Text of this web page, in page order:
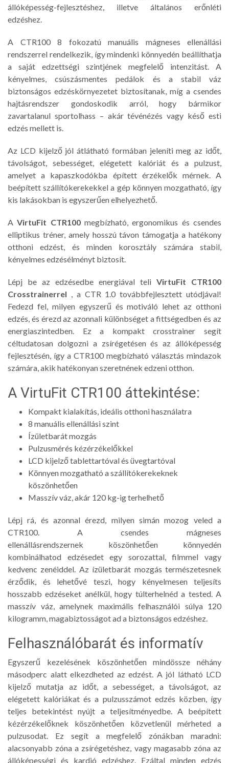
állóképesség-fejlesztéshez, illetve általános erőnléti
edzéshez.
A CTR100 8 fokozatú manuális mágneses ellenállási
rendszerrel rendelkezik, így mindenki könnyedén beállíthatja
a saját edzettségi szintjének megfelelő intenzitást. A
kényelmes, csúszásmentes pedálok és a stabil váz
biztonságos edzéskörnyezetet biztosítanak, míg a csendes
hajtásrendszer gondoskodik arról, hogy bármikor
zavartalanul sportolhass – akár tévénézés vagy késő esti
edzés mellett is.
Az LCD kijelző jól átlátható formában jeleníti meg az időt,
távolságot, sebességet, elégetett kalóriát és a pulzust,
amelyet a kapaszkodókba épített érzékelők mérnek. A
beépített szállítókerekekkel a gép könnyen mozgatható, így
kis lakásokban is egyszerűen elhelyezhető.
AVirtuFit CTR100megbízható, ergonomikus és csendes
elliptikus tréner, amely hosszú távon támogatja a hatékony
otthoni edzést, és minden korosztály számára stabil,
kényelmes edzésélményt biztosít.
Lépj be az edzésedbe energiával teli VirtuFit CTR100
Crosstrainerrel , a CTR 1.0 továbbfejlesztett utódjával!
Fedezd fel, milyen egyszerű és motiváló lehet az otthoni
edzés, és érezd az azonnali különbséget a fittségedben és az
energiaszintedben. Ez a kompakt crosstrainer segít
céltudatosan dolgozni a zsírégetésen és az állóképesség
fejlesztésén, így a CTR100 megbízható választás mindazok
számára, akik hatékonyan szeretnének edzeni otthon.
A VirtuFit CTR100 áttekintése:
Kompakt kialakítás, ideális otthoni használatra
8 manuális ellenállási szint
Ízületbarát mozgás
Pulzusmérés kézérzékelőkkel
LCD kijelző tablettartóval és üvegtartóval
Könnyen mozgatható a szállítókerekeknek
köszönhetően
Masszív váz, akár 120 kg-ig terhelhető
Lépj rá, és azonnal érezd, milyen simán mozog veled a
CTR100. A csendes mágneses
ellenállásrendszernek köszönhetően könnyedén
kombinálhatod edzésedet egy sorozattal, filmmel vagy
kedvenc zenéiddel. Az ízületbarát mozgás természetesnek
érződik, és lehetővé teszi, hogy kényelmesen teljesíts
hosszabb edzéseket anélkül, hogy túlterhelnéd a tested. A
masszív váz, amelynek maximális felhasználói súlya 120
kilogramm,magabiztosságot ad a biztonságos edzéshez.
Felhasználóbarát és informatív
Egyszerű kezelésének köszönhetően mindössze néhány
másodperc alatt elkezdheted az edzést. A jól látható LCD
kijelző mutatja az időt, a sebességet, a távolságot, az
elégetett kalóriákat és a pulzusszámot edzés közben, így
teljes betekintést nyújt a teljesítményedbe. A beépített
kézérzékelőknek köszönhetően közvetlenül mérheted a
pulzusodat. Ez segít a megfelelő zónákban maradni:
alacsonyabb zóna a zsírégetéshez, vagy magasabb zóna az
állóképességi és kardió edzéshez. Ezáltal minden edzés